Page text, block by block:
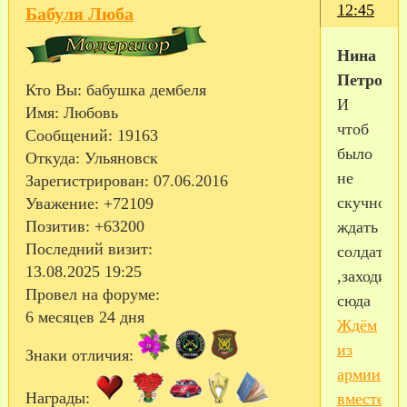
12:45
Бабуля Люба
Кто Вы: бабушка дембеля
Имя: Любовь
Сообщений: 19163
Откуда: Ульяновск
Зарегистрирован: 07.06.2016
Уважение: +72109
Позитив: +63200
Последний визит:
13.08.2025 19:25
Провел на форуме:
6 месяцев 24 дня
Знаки отличия:
Награды:
Нина
И
чтоб
было
не
скучно
ждать
солдата
,заходите
сюда
Ждём
из
армии
вместе